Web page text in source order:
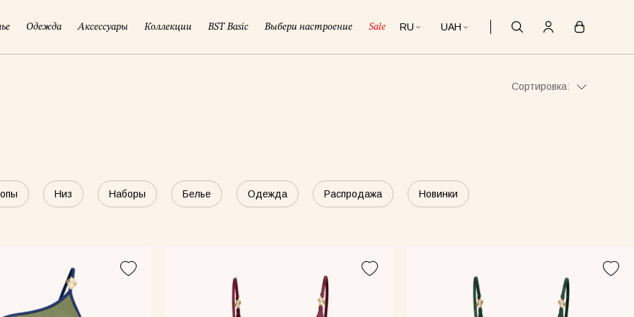
Одежда Аксессуары Коллекции BST Basic Выбери настроение Sale RU UAH
Сортировка:
Низ Наборы Белье Одежда Распродажа Новинки